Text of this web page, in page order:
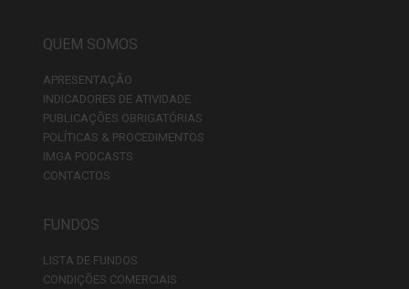
QUEM SOMOS
APRESENTAÇÃO
INDICADORES DE ATIVIDADE
PUBLICAÇÕES OBRIGATÓRIAS
POLÍTICAS & PROCEDIMENTOS
IMGA PODCASTS
CONTACTOS
FUNDOS
LISTA DE FUNDOS
CONDIÇÕES COMERCIAIS